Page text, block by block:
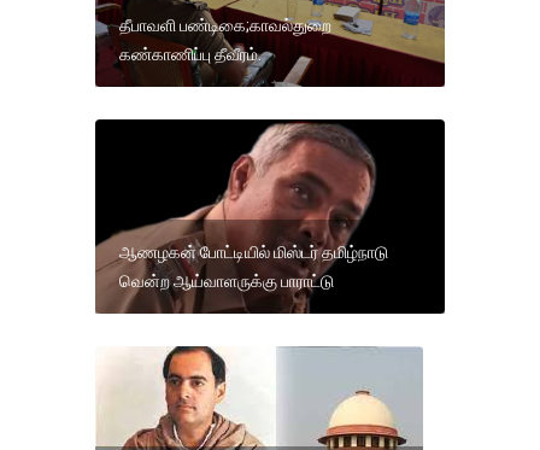
தீபாவளி பண்டிகை;காவல்துறை
கண்காணிப்பு தீவீரம்.
ஆணழகன் போட்டியில் மிஸ்டர் தமிழ்நாடு
வென்ற ஆய்வாளருக்கு பாராட்டு